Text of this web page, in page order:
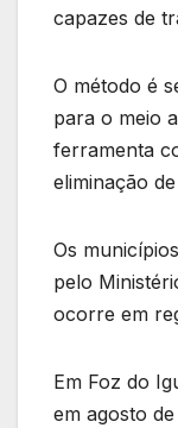
capazes de
O método é
para o meio
ferramenta
eliminação
Os
pelo
ocorre em
Em Foz do
em agosto